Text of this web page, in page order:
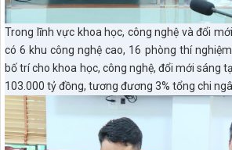
Trong lĩnh vực khoa học, công nghệ và đổi
có 6 khu công nghệ cao, 16 phòng thí
bố trí cho khoa học, công nghệ, đổi mới sáng
103.000 tỷ đồng, tương đương 3% tổng chi